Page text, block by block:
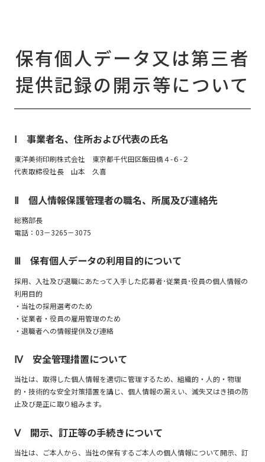
保有個人データ又は第三者
提供記録の開示等について
Ⅰ 事業者名、住所および代表の氏名
東洋美術印刷株式会社 東京都千代田区飯田橋４-６-２
代表取締役社長 山本 久喜
Ⅱ 個人情報保護管理者の職名、所属及び連絡先
総務部長
電話：03－3265－3075
Ⅲ 保有個人データの利用目的について
採用、入社及び退職にあたって入手した応募者･従業員･役員の個人情報の
利用目的
・当社の採用選考のため
・従業者・役員の雇用管理のため
・退職者への情報提供及び連絡
Ⅳ 安全管理措置について
当社は、取得した個人情報を適切に管理するため、組織的・人的・物理
的・技術的な安全対策措置を講じ、個人情報の漏えい、滅失又はき損の防
止及び是正に取り組みます。
Ⅴ 開示、訂正等の手続きについて
当社は、ご本人から、当社の保有するご本人の個人情報について開示、訂